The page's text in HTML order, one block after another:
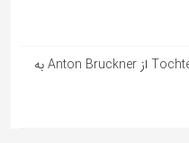
آهنگ آلمانی Tochterkomplex از Anton Bruckner به